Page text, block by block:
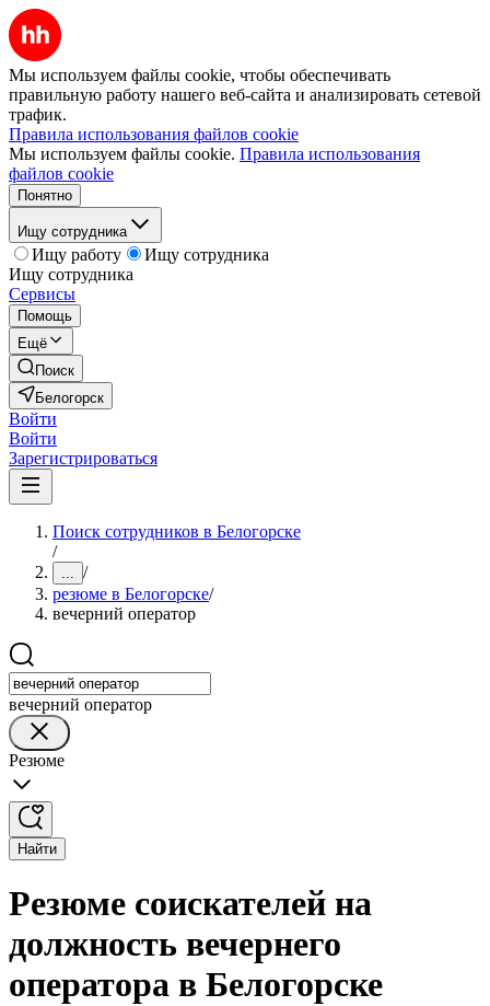
Мы используем файлы cookie, чтобы обеспечивать
правильную работу нашего веб-сайта и анализировать сетевой
трафик.
Правила использования файлов cookie
Мы используем файлы cookie. Правила использования
файлов cookie
Понятно
Ищу сотрудника
Ищу работу
Ищу сотрудника
Ищу сотрудника
Сервисы
Помощь
Ещё
Поиск
Белогорск
Войти
Войти
Зарегистрироваться
Поиск сотрудников в Белогорске
/
... /
резюме в Белогорске/
вечерний оператор
вечерний оператор
Резюме
Найти
Резюме соискателей на
должность вечернего
оператора в Белогорске